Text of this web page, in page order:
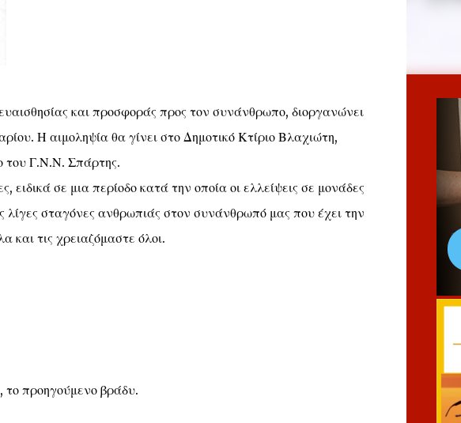
και προσφοράς προς τον συνάνθρωπο, διοργανώνει
Η αιμοληψία θα γίνει στο Δημοτικό Κτίριο Βλαχιώτη,
του Γ.Ν.Ν. Σπάρτης.
ειδικά σε μια περίοδο κατά την οποία οι ελλείψεις σε μονάδες
λίγες σταγόνες ανθρωπιάς στον συνάνθρωπό μας που έχει την
και τις χρειαζόμαστε όλοι.
προηγούμενο βράδυ.